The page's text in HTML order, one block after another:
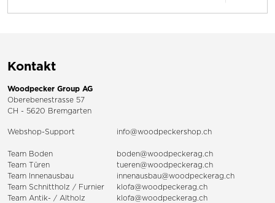
Kontakt
Woodpecker Group AG
Oberebenestrasse 57
CH - 5620 Bremgarten
Webshop-Support info@woodpeckershop.ch
Team Boden
boden@woodpeckerag.ch
Team Türen
tueren@woodpeckerag.ch
Team Innenausbau
innenausbau@woodpeckerag.ch
Team Schnittholz / Furnier
klofa@woodpeckerag.ch
Team Antik- / Altholz
klofa@woodpeckerag.ch